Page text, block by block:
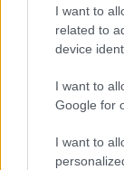
I want to
related to
device
I want to
Google for
I want to